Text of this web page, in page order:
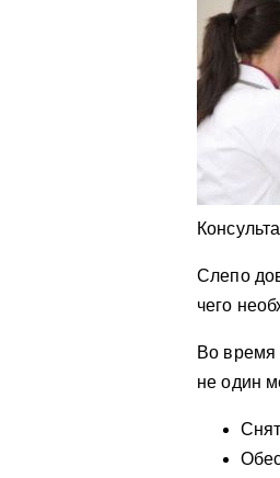
Слепо
чего
Во время
не один